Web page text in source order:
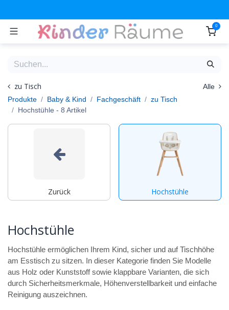
0
zu Tisch
Alle
Produkte
Baby & Kind Fachgeschäft
zu Tisch
Hochstühle - 8 Artikel
Zurück Hochstühle
Hochstühle
Hochstühle ermöglichen Ihrem Kind, sicher und auf Tischhöhe
am Esstisch zu sitzen. In dieser Kategorie finden Sie Modelle
aus Holz oder Kunststoff sowie klappbare Varianten, die sich
durch Sicherheitsmerkmale, Höhenverstellbarkeit und einfache
Reinigung auszeichnen.